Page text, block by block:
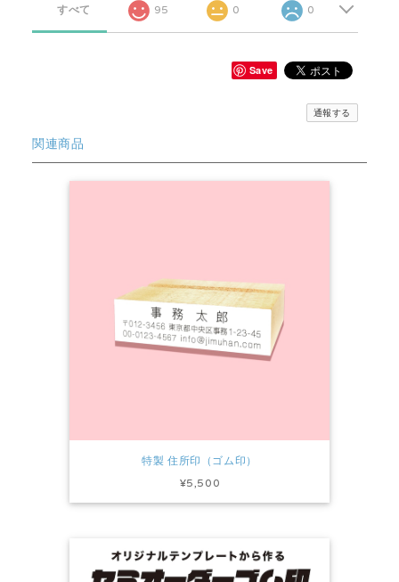
すべて 95 0 0
Save
通報する
関連商品
特製 住所印（ゴム印）
¥5,500